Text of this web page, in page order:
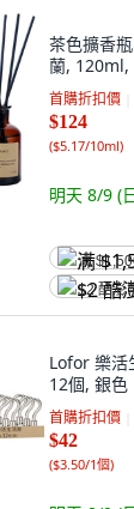
茶色擴香
蘭, 120ml,
首購折扣價
$124
($5.17/10ml)
明天 8/9 (
满
$2 酷澎
Lofor 樂活
12個, 銀色
首購折扣價
$42
($3.50/1個)